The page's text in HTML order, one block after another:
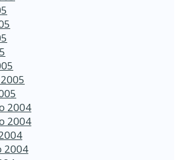
2004
2004
2004